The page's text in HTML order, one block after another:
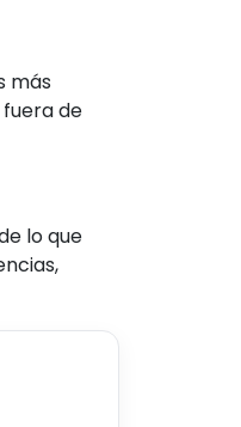
más
de
lo que